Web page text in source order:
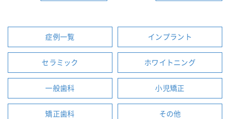
症例一覧 インプラント
セラミック ホワイトニング
一般歯科 小児矯正
矯正歯科 その他